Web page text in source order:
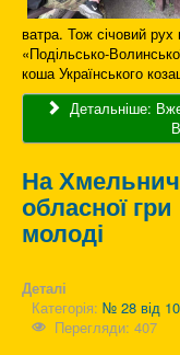
ватра. Тож січовий
«Подільсько-
коша Українського
Детальніше:
На
обласної
молоді
Деталі
Категорія: № 28 від
Перегляди: 407